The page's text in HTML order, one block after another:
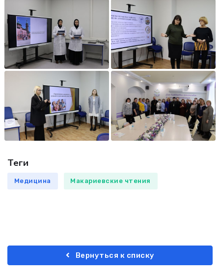
Теги
Медицина Макариевские чтения
Вернуться к списку